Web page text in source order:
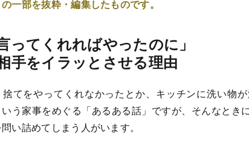
一部を抜粋・編集したものです。
ってくれればやったのに」
手をイラッとさせる理由
てをやってくれなかったとか、キッチンに洗い物
う家事をめぐる「あるある話」ですが、そんなとき
い詰めてしまう人がいます。